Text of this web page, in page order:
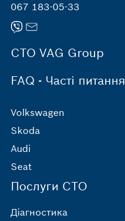
067 183-05-33
СТО VAG Group
FAQ - Часті питання
Volkswagen
Skoda
Audi
Seat
Послуги СТО
Діагностика